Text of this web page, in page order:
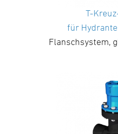
T-
für
Flanschsystem,